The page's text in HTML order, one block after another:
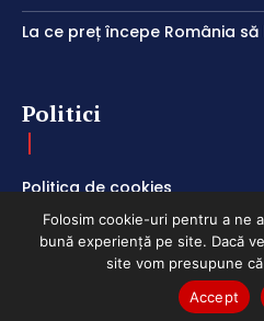
La ce preț începe România
Politici
Politica de cookies
Termeni și Condiții
Politica de Confidențialitate
Folosim cookie-uri pentru a ne
bună experiență pe site. Dacă
site vom presupune
Accept